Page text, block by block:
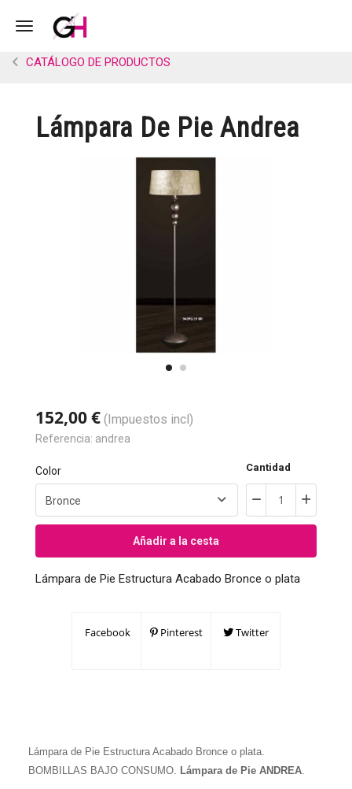
Toggle navigation
CATÁLOGO DE PRODUCTOS
Lámpara De Pie Andrea
152,00 € (Impuestos incl)
Referencia: andrea
Color Cantidad
Añadir a la cesta
Lámpara de Pie Estructura Acabado Bronce o plata
Facebook Pinterest Twitter
Lámpara de Pie Estructura Acabado Bronce o plata.
BOMBILLAS BAJO CONSUMO. Lámpara de Pie ANDREA.